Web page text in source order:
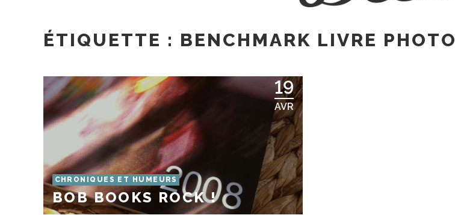
ÉTIQUETTE : BENCHMARK LIVRE PHOTO
19
AVR
CHRONIQUES ET HUMEURS
BOB BOOKS ROCK !